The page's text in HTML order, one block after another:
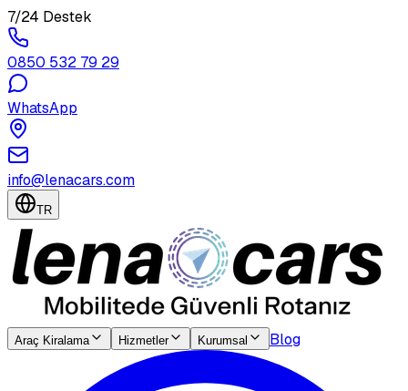
7/24 Destek
0850 532 79 29
WhatsApp
info@lenacars.com
TR
Araç Kiralama Hizmetler Kurumsal Blog